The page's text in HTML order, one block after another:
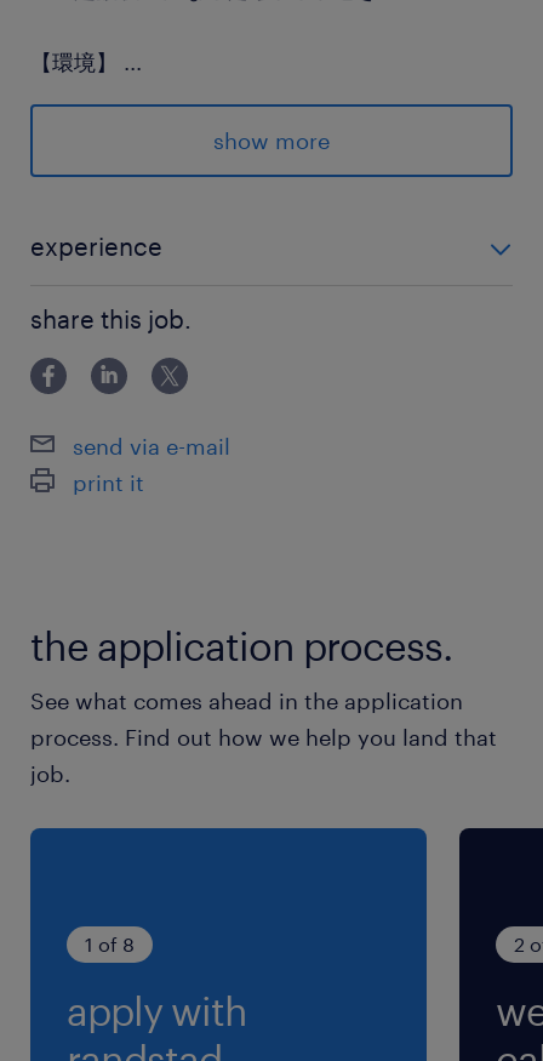
【環境】 ...
残業は完全任意
24時間いつでもエントリー受付中★
詳細はLINEでご案内♪
派遣先の特徴
一つ一つが小さい♪住宅用ボルトやナットの倉庫
です！
常総線／水海道駅（車4分）
休日休暇
土日祝日
土日祝日休み、長期連休あり（GW,お盆、年末年
始）
8:15-17:00（実働7時間45分・休憩60分）
※【勤務時間相談可】こちらの時間よりちょっと
勤務時間をずらしたいなどがあればお気軽にご相
談ください！
show more
experience
ご相談下さい♪
share this job.
send via e-mail
print it
the application process.
See what comes ahead in the application
process. Find out how we help you land that
job.
1 of 8
apply with
2